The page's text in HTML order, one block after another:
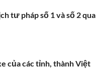
tư pháp số 1 và số 2 qua
của các tỉnh, thành Việt